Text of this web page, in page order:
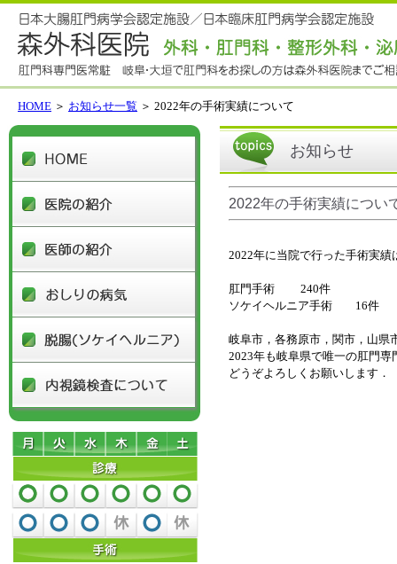
HOME ＞ お知らせ一覧 ＞ 2022年の手術実績について
お知らせ
2022年の手術実績につい
2022年に当院で行った手術実績
肛門手術 240件
ソケイヘルニア手術 16件
岐阜市，各務原市，関市，山県
2023年も岐阜県で唯一の肛門
どうぞよろしくお願いします．
HOME
医院の紹介
おしりの病気
内視鏡検査について